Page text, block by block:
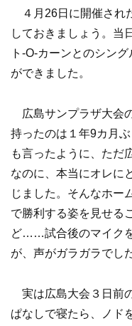
４月26日に開催され
しておきましょう。当
ト-O-カーンとのシン
ができました。
広島サンプラザ大会
持ったのは１年9カ月
も言ったように、ただ
なのに、本当にオレに
じました。そんなホー
で勝利する姿を見せる
ど……試合後のマイク
が、声がガラガラでし
実は広島大会３日前
ぱなしで寝たら、ノド